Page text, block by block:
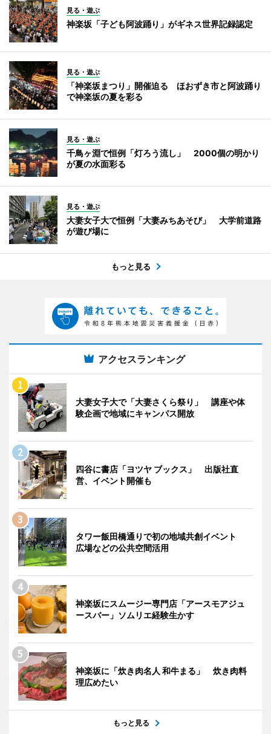
見る・遊ぶ
神楽坂「子ども阿波踊り」がギネス世界記録認定
見る・遊ぶ
「神楽坂まつり」開催迫る ほおずき市と阿波踊り
で神楽坂の夏を彩る
見る・遊ぶ
千鳥ヶ淵で恒例「灯ろう流し」 2000個の明かり
が夏の水面彩る
見る・遊ぶ
大妻女子大で恒例「大妻みちあそび」 大学前道路
が遊び場に
もっと見る
アクセスランキング
大妻女子大で「大妻さくら祭り」 講座や体
験企画で地域にキャンパス開放
四谷に書店「ヨツヤ ブックス」 出版社直
営、イベント開催も
タワー飯田橋通りで初の地域共創イベント
広場などの公共空間活用
神楽坂にスムージー専門店「アースモアジュ
ースバー」ソムリエ経験生かす
神楽坂に「炊き肉名人 和牛まる」 炊き肉料
理広めたい
もっと見る